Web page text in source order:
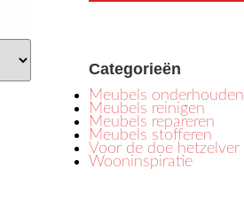
Categorieën
Meubels onderhouden
Meubels reinigen
Meubels repareren
Meubels stofferen
Voor de doe hetzelver
Wooninspiratie